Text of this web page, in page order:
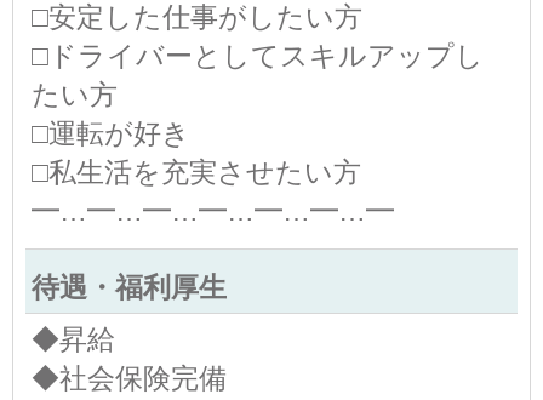
□安定した仕事がしたい方
□ドライバーとしてスキルアップし
たい方
□運転が好き
□私生活を充実させたい方
━…━…━…━…━…━…━
待遇・福利厚生
◆昇給
◆社会保険完備